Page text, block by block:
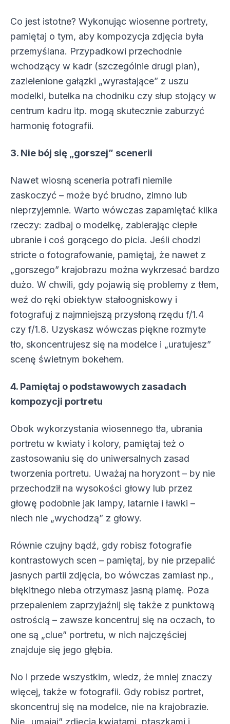
Co jest istotne? Wykonując wiosenne portrety,
pamiętaj o tym, aby kompozycja zdjęcia była
przemyślana. Przypadkowi przechodnie
wchodzący w kadr (szczególnie drugi plan),
zazielenione gałązki „wyrastające” z uszu
modelki, butelka na chodniku czy słup stojący w
centrum kadru itp. mogą skutecznie zaburzyć
harmonię fotografii.
3. Nie bój się „gorszej” scenerii
Nawet wiosną sceneria potrafi niemile
zaskoczyć – może być brudno, zimno lub
nieprzyjemnie. Warto wówczas zapamiętać kilka
rzeczy: zadbaj o modelkę, zabierając ciepłe
ubranie i coś gorącego do picia. Jeśli chodzi
stricte o fotografowanie, pamiętaj, że nawet z
„gorszego” krajobrazu można wykrzesać bardzo
dużo. W chwili, gdy pojawią się problemy z tłem,
weź do ręki obiektyw stałoogniskowy i
fotografuj z najmniejszą przysłoną rzędu f/1.4
czy f/1.8. Uzyskasz wówczas piękne rozmyte
tło, skoncentrujesz się na modelce i „uratujesz”
scenę świetnym bokehem.
4. Pamiętaj o podstawowych zasadach
kompozycji portretu
Obok wykorzystania wiosennego tła, ubrania
portretu w kwiaty i kolory, pamiętaj też o
zastosowaniu się do uniwersalnych zasad
tworzenia portretu. Uważaj na horyzont – by nie
przechodził na wysokości głowy lub przez
głowę podobnie jak lampy, latarnie i ławki –
niech nie „wychodzą” z głowy.
Równie czujny bądź, gdy robisz fotografie
kontrastowych scen – pamiętaj, by nie przepalić
jasnych partii zdjęcia, bo wówczas zamiast np.,
błękitnego nieba otrzymasz jasną plamę. Poza
przepaleniem zaprzyjaźnij się także z punktową
ostrością – zawsze koncentruj się na oczach, to
one są „clue” portretu, w nich najczęściej
znajduje się jego głębia.
No i przede wszystkim, wiedz, że mniej znaczy
więcej, także w fotografii. Gdy robisz portret,
skoncentruj się na modelce, nie na krajobrazie.
Nie „umajaj” zdjęcia kwiatami, ptaszkami i